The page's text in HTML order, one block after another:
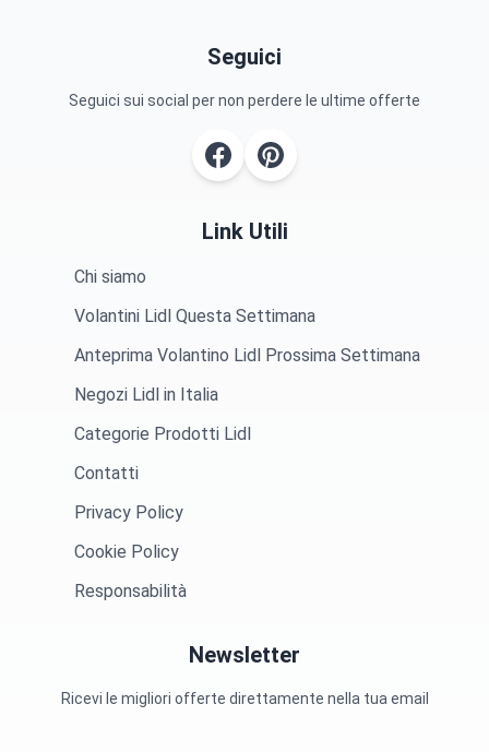
Seguici
Seguici sui social per non perdere le ultime offerte
Link Utili
Chi siamo
Volantini Lidl Questa Settimana
Anteprima Volantino Lidl Prossima Settimana
Negozi Lidl in Italia
Categorie Prodotti Lidl
Contatti
Privacy Policy
Cookie Policy
Responsabilità
Newsletter
Ricevi le migliori offerte direttamente nella tua email